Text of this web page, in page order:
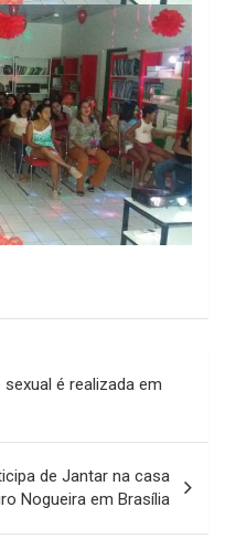
é realizada em
de Jantar na casa
Nogueira em Brasília